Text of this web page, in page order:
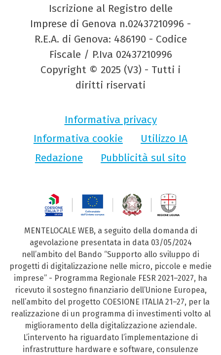
Iscrizione al Registro delle
Imprese di Genova n.02437210996 -
R.E.A. di Genova: 486190 - Codice
Fiscale / P.Iva 02437210996
Copyright © 2025 (V3) - Tutti i
diritti riservati
Informativa privacy
Informativa cookie
Utilizzo IA
Redazione
Pubblicità sul sito
MENTELOCALE WEB, a seguito della domanda di
agevolazione presentata in data 03/05/2024
nell’ambito del Bando “Supporto allo sviluppo di
progetti di digitalizzazione nelle micro, piccole e medie
imprese” - Programma Regionale FESR 2021–2027, ha
ricevuto il sostegno finanziario dell’Unione Europea,
nell’ambito del progetto COESIONE ITALIA 21–27, per la
realizzazione di un programma di investimenti volto al
miglioramento della digitalizzazione aziendale.
L’intervento ha riguardato l’implementazione di
infrastrutture hardware e software, consulenze